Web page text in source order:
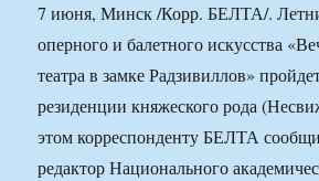
7 июня, Минск /Корр. БЕЛТА/.
оперного и балетного искусства
театра в замке Радзивиллов»
резиденции княжеского рода
этом корреспонденту БЕЛТА
редактор Национального